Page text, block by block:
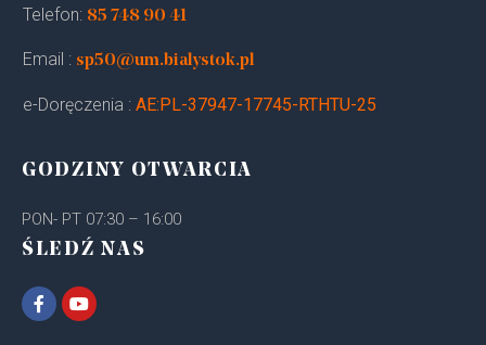
Telefon: 85 748 90 41
Email : sp50@um.bialystok.pl
e-Doręczenia : AE:PL-37947-17745-RTHTU-25
GODZINY OTWARCIA
PON- PT 07:30 – 16:00
ŚLEDŹ NAS